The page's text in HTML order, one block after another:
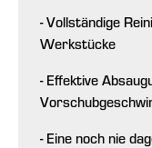
- Vollständige
Werkstücke
- Effektive
- Eine noch nie